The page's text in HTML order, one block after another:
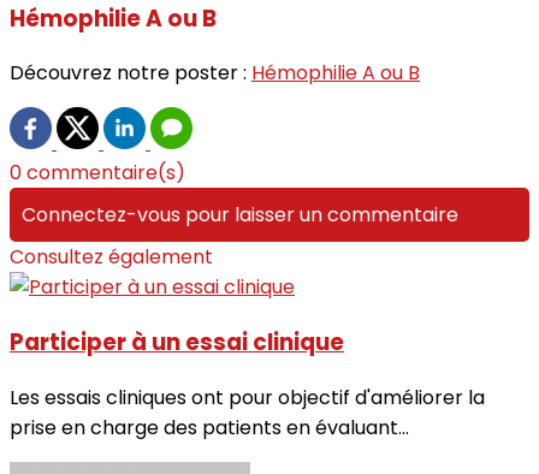
Hémophilie A ou B
Découvrez notre poster : Hémophilie A ou B
0 commentaire(s)
Connectez-vous pour laisser un commentaire
Consultez également
Participer à un essai clinique
Les essais cliniques ont pour objectif d'améliorer la
prise en charge des patients en évaluant...